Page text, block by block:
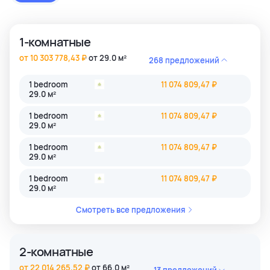
1-комнатные
от 29.0 м²
от 10 303 778,43 ₽ 268 предложений
1 bedroom
29.0 м²
11 074 809,47 ₽
1 bedroom
29.0 м²
11 074 809,47 ₽
1 bedroom
29.0 м²
11 074 809,47 ₽
1 bedroom
29.0 м²
11 074 809,47 ₽
Смотреть все предложения
2-комнатные
от 66.0 м²
от 22 014 265,52 ₽